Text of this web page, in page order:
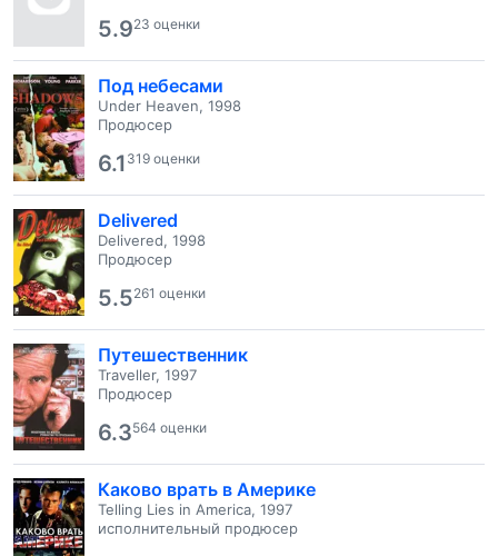
5.923 оценки
Под небесами
Under Heaven, 1998
Продюсер
6.1 319 оценки
Delivered
Delivered, 1998
Продюсер
5.5261 оценки
Путешественник
Traveller, 1997
Продюсер
6.3564 оценки
Каково врать в Америке
Telling Lies in America, 1997
исполнительный продюсер